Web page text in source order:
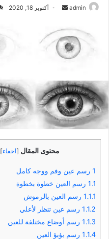
admin
أرسل
إلكترونيا
أكتوبر 18, 2020
محتوى المقال [اخفاء]
1 رسم عين وفم ووجه كامل
1.1 رسم العين خطوة بخطوة
1.1.1 رسم العين بالرموش
1.1.2 رسم عين تنظر لأعلي
1.1.3 رسم أوضاع مختلفة للعين
1.1.4 رسم بؤبؤ العين